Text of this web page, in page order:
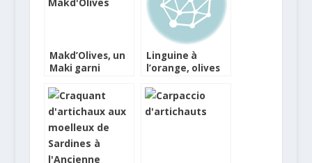
Makd’Olives, un
Maki garni
de saumon et
d’herbes
fraîches
Linguine à
l’orange, olives
jambon de
Parme